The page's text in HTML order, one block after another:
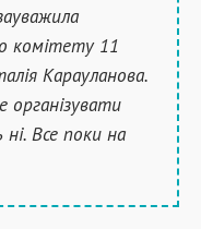
комітету 11
Карауланова.
організувати
ні. Все поки на